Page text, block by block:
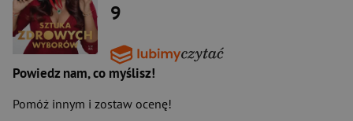
9
Powiedz nam, co myślisz!
Pomóż innym i zostaw ocenę!